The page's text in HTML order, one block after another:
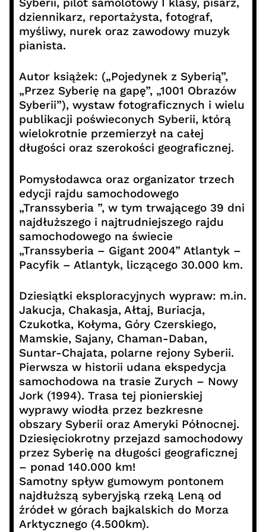
dziennikarz, reportażysta, fotograf,
myśliwy, nurek oraz zawodowy muzyk
pianista.
Autor książek: („Pojedynek z Syberią”,
„Przez Syberię na gapę”, „1001 Obrazów
Syberii”), wystaw fotograficznych i wielu
publikacji poświeconych Syberii, którą
wielokrotnie przemierzył na całej
długości oraz szerokości geograficznej.
Pomysłodawca oraz organizator trzech
edycji rajdu samochodowego
„Transsyberia ”, w tym trwającego 39 dni
najdłuższego i najtrudniejszego rajdu
samochodowego na świecie
„Transsyberia – Gigant 2004” Atlantyk –
Pacyfik – Atlantyk, liczącego 30.000 km.
Dziesiątki eksploracyjnych wypraw: m.in.
Jakucja, Chakasja, Ałtaj, Buriacja,
Czukotka, Kołyma, Góry Czerskiego,
Mamskie, Sajany, Chaman-Daban,
Suntar-Chajata, polarne rejony Syberii.
Pierwsza w historii udana ekspedycja
samochodowa na trasie Zurych – Nowy
Jork (1994). Trasa tej pionierskiej
wyprawy wiodła przez bezkresne
obszary Syberii oraz Ameryki Północnej.
Dziesięciokrotny przejazd samochodowy
przez Syberię na długości geograficznej
– ponad 140.000 km!
Samotny spływ gumowym pontonem
najdłuższą syberyjską rzeką Leną od
źródeł w górach bajkalskich do Morza
Arktycznego (4.500km).